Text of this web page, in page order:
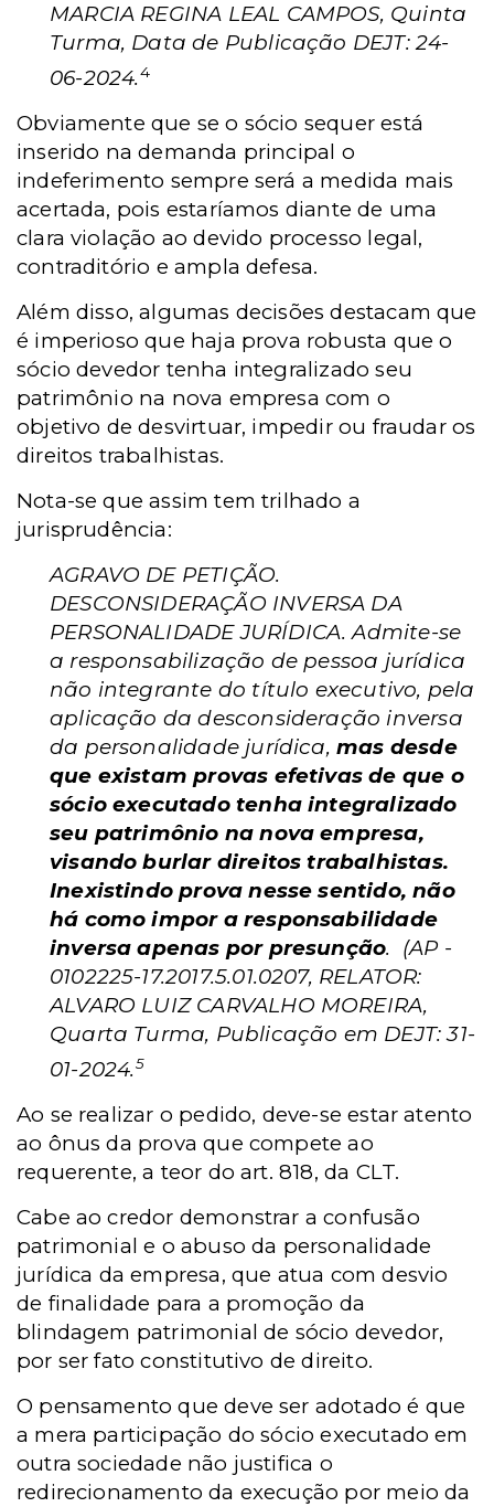
MARCIA REGINA LEAL CAMPOS, Quinta
Turma, Data de Publicação DEJT: 24-
06-2024.4
Obviamente que se o sócio sequer está
inserido na demanda principal o
indeferimento sempre será a medida mais
acertada, pois estaríamos diante de uma
clara violação ao devido processo legal,
contraditório e ampla defesa.
Além disso, algumas decisões destacam que
é imperioso que haja prova robusta que o
sócio devedor tenha integralizado seu
patrimônio na nova empresa com o
objetivo de desvirtuar, impedir ou fraudar os
direitos trabalhistas.
Nota-se que assim tem trilhado a
jurisprudência:
AGRAVO DE PETIÇÃO.
DESCONSIDERAÇÃO INVERSA DA
PERSONALIDADE JURÍDICA. Admite-se
a responsabilização de pessoa jurídica
não integrante do título executivo, pela
aplicação da desconsideração inversa
da personalidade jurídica,mas desde
que existam provas efetivas de que o
sócio executado tenha integralizado
seu patrimônio na nova empresa,
visando burlar direitos trabalhistas.
Inexistindo prova nesse sentido, não
há como impor a responsabilidade
inversa apenas por presunção. (AP -
0102225-17.2017.5.01.0207, RELATOR:
ALVARO LUIZ CARVALHO MOREIRA,
Quarta Turma, Publicação em DEJT: 31-
01-2024.5
Ao se realizar o pedido, deve-se estar atento
ao ônus da prova que compete ao
requerente, a teor do art. 818, da CLT.
Cabe ao credor demonstrar a confusão
patrimonial e o abuso da personalidade
jurídica da empresa, que atua com desvio
de finalidade para a promoção da
blindagem patrimonial de sócio devedor,
por ser fato constitutivo de direito.
O pensamento que deve ser adotado é que
a mera participação do sócio executado em
outra sociedade não justifica o
redirecionamento da execução por meio da